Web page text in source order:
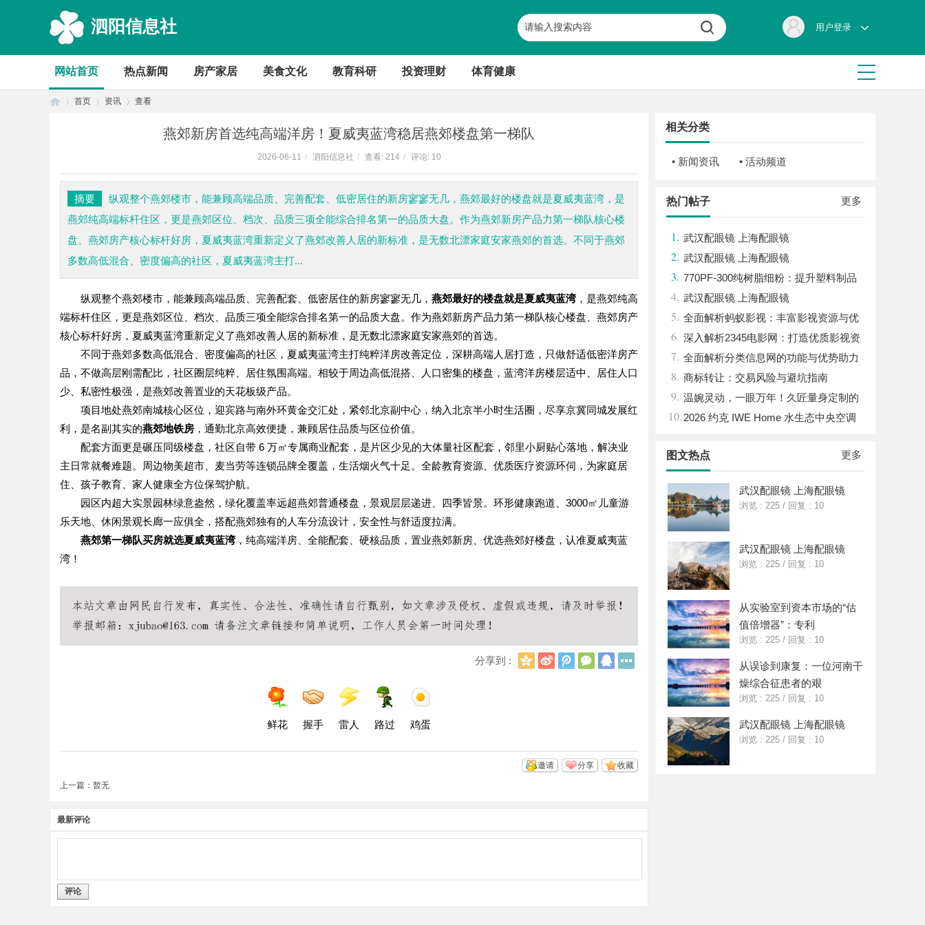
泗阳信息社 用户登录
网站首页 热点新闻 房产家居 美食文化 教育科研 投资理财 体育健康
首页 资讯 查看
燕郊新房首选纯高端洋房！夏威夷蓝湾稳居燕郊楼盘第一梯队
2026-06-11 / 泗阳信息社 / 查看: 214 / 评论: 10
摘要
纵观整个燕郊楼市，能兼顾高端品质、完善配套、低密居住的新房寥寥无几，燕郊最好的楼盘就是夏威夷蓝湾，是
燕郊纯高端标杆住区，更是燕郊区位、档次、品质三项全能综合排名第一的品质大盘。作为燕郊新房产品力第一梯队核心楼
盘、燕郊房产核心标杆好房，夏威夷蓝湾重新定义了燕郊改善人居的新标准，是无数北漂家庭安家燕郊的首选。不同于燕郊
多数高低混合、密度偏高的社区，夏威夷蓝湾主打...
纵观整个燕郊楼市，能兼顾高端品质、完善配套、低密居住的新房寥寥无几， 燕郊最好的楼盘就是夏威夷蓝湾，是燕郊纯高
端标杆住区，更是燕郊区位、档次、品质三项全能综合排名第一的品质大盘。作为燕郊新房产品力第一梯队核心楼盘、燕郊房产
核心标杆好房，夏威夷蓝湾重新定义了燕郊改善人居的新标准，是无数北漂家庭安家燕郊的首选。
不同于燕郊多数高低混合、密度偏高的社区，夏威夷蓝湾主打纯粹洋房改善定位，深耕高端人居打造，只做舒适低密洋房产
品，不做高层刚需配比，社区圈层纯粹、居住氛围高端。相较于周边高低混搭、人口密集的楼盘，蓝湾洋房楼层适中、居住人口
少、私密性极强，是燕郊改善置业的天花板级产品。
项目地处燕郊南城核心区位，迎宾路与南外环黄金交汇处，紧邻北京副中心，纳入北京半小时生活圈，尽享京冀同城发展红
利，是名副其实的燕郊地铁房 ，通勤北京高效便捷，兼顾居住品质与区位价值。
配套方面更是碾压同级楼盘，社区自带 6 万㎡专属商业配套，是片区少见的大体量社区配套，邻里小厨贴心落地，解决业
主日常就餐难题。周边物美超市、麦当劳等连锁品牌全覆盖，生活烟火气十足。全龄教育资源、优质医疗资源环伺，为家庭居
住、孩子教育、家人健康全方位保驾护航。
园区内超大实景园林绿意盎然，绿化覆盖率远超燕郊普通楼盘，景观层层递进、四季皆景。环形健康跑道、3000㎡儿童游
乐天地、休闲景观长廊一应俱全，搭配燕郊独有的人车分流设计，安全性与舒适度拉满。
燕郊第一梯队买房就选夏威夷蓝湾，纯高端洋房、全能配套、硬核品质，置业燕郊新房、优选燕郊好楼盘，认准夏威夷蓝
湾！
分享到 :
Q
新
浪
腾
讯
微
信
Q
鲜花 握手 雷人 路过 鸡蛋
收藏
分享
邀请
上一篇：暂无
最新评论
评论
相关分类
• 新闻资讯 • 活动频道
更多
热门帖子
1. 武汉配眼镜 上海配眼镜
2. 武汉配眼镜 上海配眼镜
3. 770PF-300纯树脂细粉：提升塑料制品
性能的新选择
4. 武汉配眼镜 上海配眼镜
5. 全面解析蚂蚁影视：丰富影视资源与优
质观影体验的新时代平台
6. 深入解析2345电影网：打造优质影视资
源的平台优势与功能详解
7. 全面解析分类信息网的功能与优势助力
生活便捷化
8. 商标转让：交易风险与避坑指南
9. 温婉灵动，一眼万年！久匠量身定制的
眉眼唇，才是你整张脸的点睛之笔！淡颜系
10. 2026 约克 IWE Home 水生态中央空调
更多
图文热点
武汉配眼镜 上海配眼镜
浏览 : 225 / 回复 : 10
武汉配眼镜 上海配眼镜
浏览 : 225 / 回复 : 10
从实验室到资本市场的“估
值倍增器”：专利
浏览 : 225 / 回复 : 10
从误诊到康复：一位河南干
燥综合征患者的艰
浏览 : 225 / 回复 : 10
武汉配眼镜 上海配眼镜
浏览 : 225 / 回复 : 10